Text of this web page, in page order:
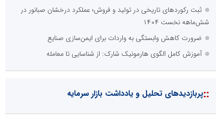
ثبت رکوردهای تاریخی در تولید و فروش؛ عملکرد درخشان صبانور در
شش‌ماهه نخست ۱۴۰۴
ضرورت کاهش وابستگی به واردات برای ایمن‌سازی صنایع
آموزش کامل الگوی هارمونیک شارک: از شناسایی تا معامله
::پربازدیدهای تحلیل و یادداشت بازار سرمایه